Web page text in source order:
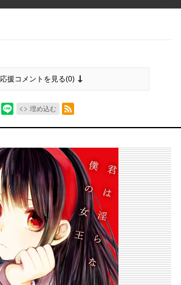
応援コメントを見る(0)
埋め込む
RSSフィード